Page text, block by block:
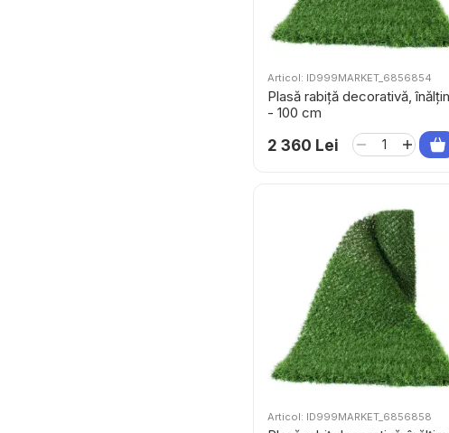
Articol: ID999MARKET_6856854
Plasă rabiță decorativă,
- 100 cm
2 360 Lei
Articol: ID999MARKET_6856858